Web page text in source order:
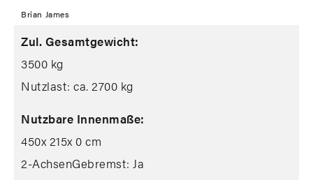
Brian James
Zul. Gesamtgewicht:
3500 kg
Nutzlast: ca. 2700 kg
Nutzbare Innenmaße:
450x 215x 0 cm
2-AchsenGebremst: Ja